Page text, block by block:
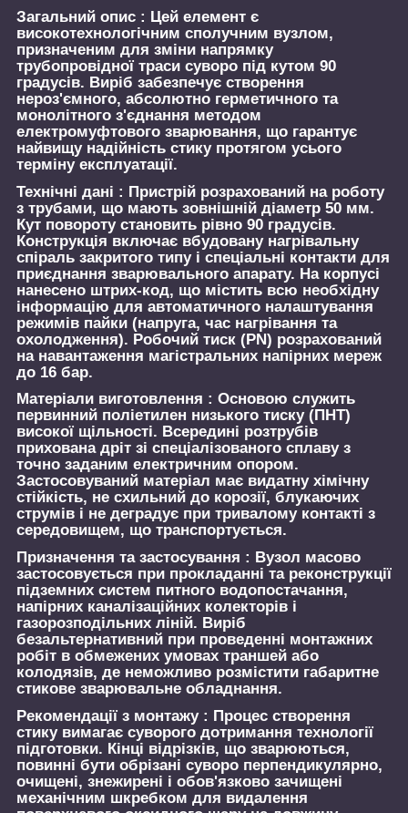
Загальний опис : Цей елемент є
високотехнологічним сполучним вузлом,
призначеним для зміни напрямку
трубопровідної траси суворо під кутом 90
градусів. Виріб забезпечує створення
нероз'ємного, абсолютно герметичного та
монолітного з'єднання методом
електромуфтового зварювання, що гарантує
найвищу надійність стику протягом усього
терміну експлуатації.
Технічні дані : Пристрій розрахований на роботу
з трубами, що мають зовнішній діаметр 50 мм.
Кут повороту становить рівно 90 градусів.
Конструкція включає вбудовану нагрівальну
спіраль закритого типу і спеціальні контакти для
приєднання зварювального апарату. На корпусі
нанесено штрих-код, що містить всю необхідну
інформацію для автоматичного налаштування
режимів пайки (напруга, час нагрівання та
охолодження). Робочий тиск (PN) розрахований
на навантаження магістральних напірних мереж
до 16 бар.
Матеріали виготовлення : Основою служить
первинний поліетилен низького тиску (ПНТ)
високої щільності. Всередині розтрубів
прихована дріт зі спеціалізованого сплаву з
точно заданим електричним опором.
Застосовуваний матеріал має видатну хімічну
стійкість, не схильний до корозії, блукаючих
струмів і не деградує при тривалому контакті з
середовищем, що транспортується.
Призначення та застосування : Вузол масово
застосовується при прокладанні та реконструкції
підземних систем питного водопостачання,
напірних каналізаційних колекторів і
газорозподільних ліній. Виріб
безальтернативний при проведенні монтажних
робіт в обмежених умовах траншей або
колодязів, де неможливо розмістити габаритне
стикове зварювальне обладнання.
Рекомендації з монтажу : Процес створення
стику вимагає суворого дотримання технології
підготовки. Кінці відрізків, що зварюються,
повинні бути обрізані суворо перпендикулярно,
очищені, знежирені і обов'язково зачищені
механічним шкребком для видалення